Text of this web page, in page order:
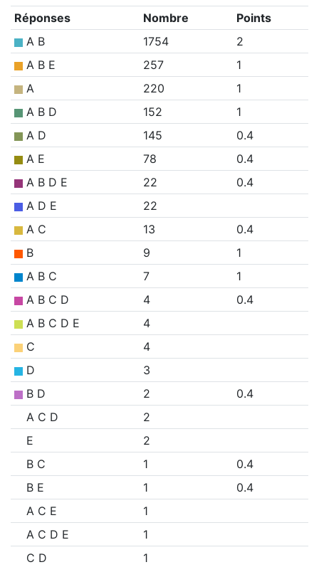
Réponses Nombre
Points
A B
1754
2
A B E
257
1
A
220
1
A B D
152
1
A D
145
0.4
A E
78
0.4
A B D E
22
0.4
A D E
22
A C
13
0.4
B
9
1
A B C
7
1
A B C D
4
0.4
A B C D E
4
C
4
D
3
B D
2
0.4
A C D
2
E
2
B C
1
0.4
B E
1
0.4
A C E
1
A C D E
1
C D
1